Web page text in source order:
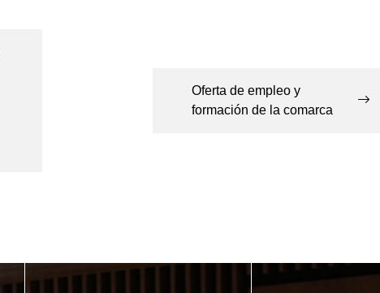
Oferta de empleo y
formación de la comarca